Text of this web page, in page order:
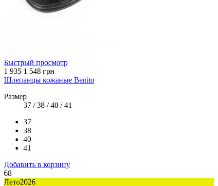
Быстрый просмотр
1 935 1 548 грн
Шлепанцы кожаные Benito
Размер
37 / 38 / 40 / 41
37
38
40
41
Добавить в корзину
68
Лето2026